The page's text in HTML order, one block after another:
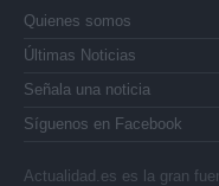
Quienes somos
Últimas Noticias
Señala una noticia
Síguenos en Facebook
Actualidad.es es la gran